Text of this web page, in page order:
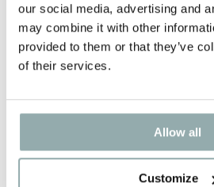
our social media, advertising and
may combine it with other
provided to them or that they’ve
of their services.
Allow all
Customize
Voor 17:30 besteld?
verzending: NL vanaf €50,00
14 dagen
Eenvoudig en